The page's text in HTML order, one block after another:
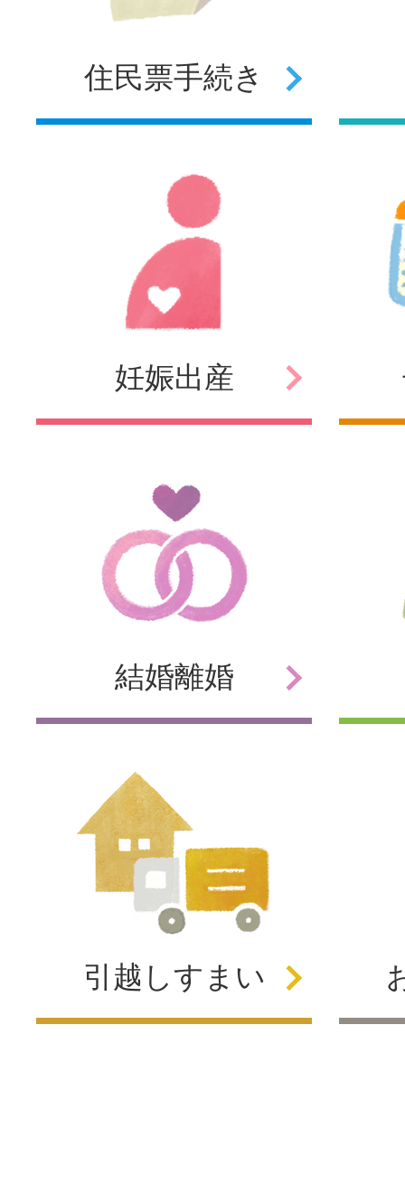
住民票手続き
妊娠出産
結婚離婚
引越しすまい